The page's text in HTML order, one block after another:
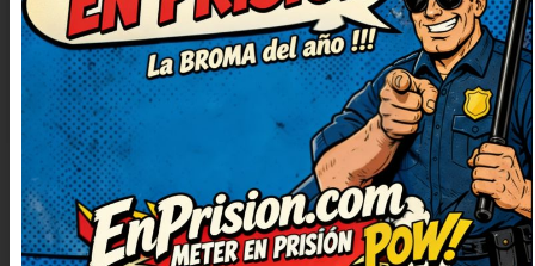
bueno. Prometo contarlo en casa,
nos encanta reír juntos.